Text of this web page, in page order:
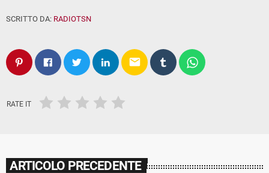
SCRITTO DA: RADIOTSN
email
RATE IT
ARTICOLO PRECEDENTE